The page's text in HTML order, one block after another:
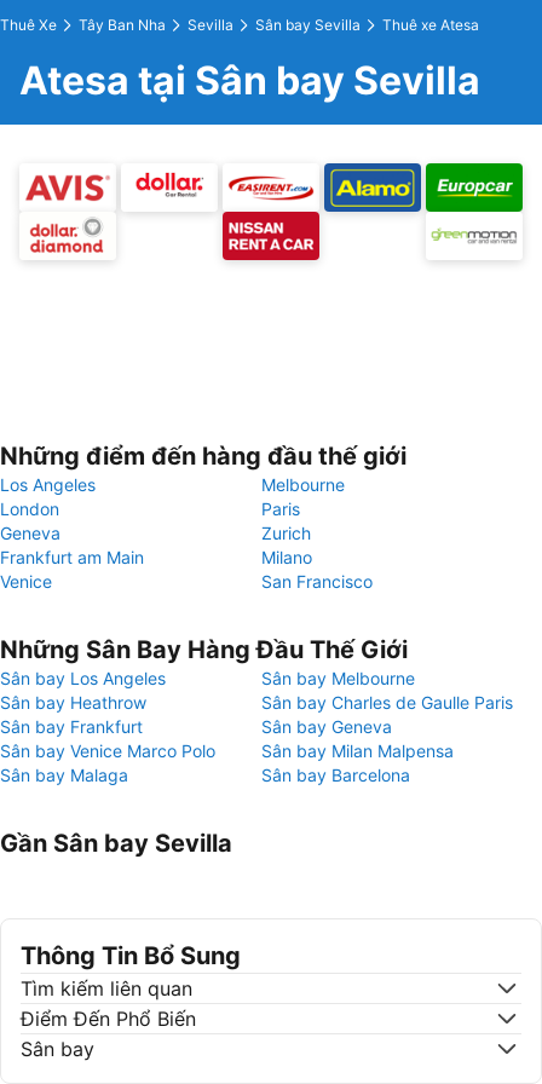
Thuê Xe Tây Ban Nha Sevilla Sân bay Sevilla Thuê xe Atesa
Atesa tại Sân bay Sevilla
Những điểm đến hàng đầu thế giới
Los Angeles
Melbourne
London
Paris
Geneva
Zurich
Frankfurt am Main
Milano
Venice
San Francisco
Những Sân Bay Hàng Đầu Thế Giới
Sân bay Los Angeles
Sân bay Melbourne
Sân bay Heathrow
Sân bay Charles de Gaulle Paris
Sân bay Frankfurt
Sân bay Geneva
Sân bay Venice Marco Polo
Sân bay Milan Malpensa
Sân bay Malaga
Sân bay Barcelona
Gần Sân bay Sevilla
Thông Tin Bổ Sung
Tìm kiếm liên quan
Điểm Đến Phổ Biến
Sân bay